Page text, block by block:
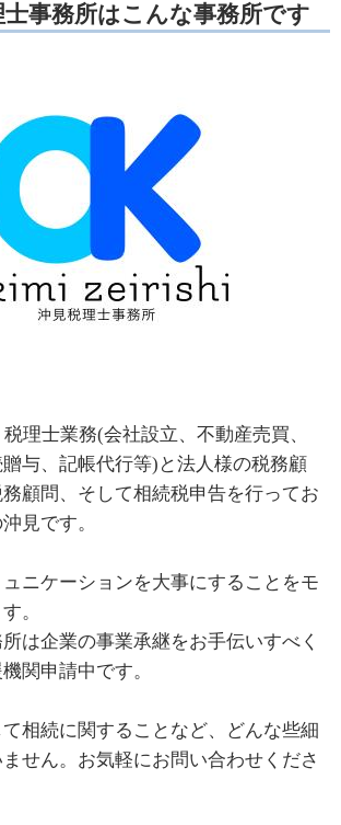
事務所はこんな事務所です
理士業務(会社設立、不動産売買、
与、記帳代行等)と法人様の税務顧
顧問、そして相続税申告を行ってお
見です。
ニケーションを大事にすることをモ
。
は企業の事業承継をお手伝いすべく
関申請中です。
相続に関することなど、どんな些細
せん。お気軽にお問い合わせくださ